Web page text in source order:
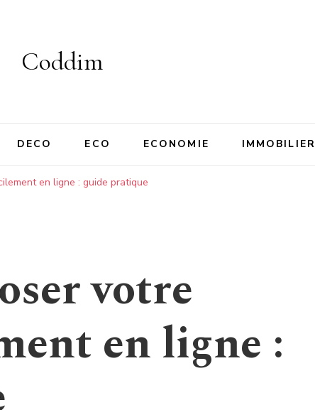
Coddim
DECO ECO ECONOMIE IMMOBILIER
en ligne : guide pratique
votre
en ligne :